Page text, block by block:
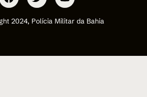
2024, Polícia Militar da Bahia